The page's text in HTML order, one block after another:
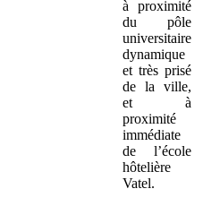
à proximité
du pôle
universitaire
dynamique
et très prisé
de la ville,
et à
proximité
immédiate
de l’école
hôtelière
Vatel.